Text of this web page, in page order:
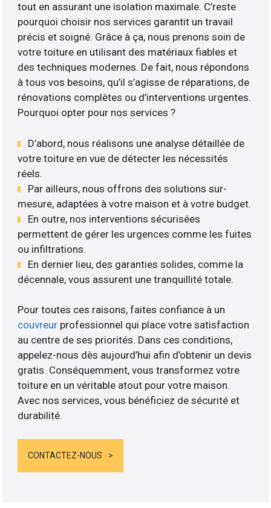
tout en assurant une isolation maximale. C’reste
pourquoi choisir nos services garantit un travail
précis et soigné. Grâce à ça, nous prenons soin de
votre toiture en utilisant des matériaux fiables et
des techniques modernes. De fait, nous répondons
à tous vos besoins, qu’il s’agisse de réparations, de
rénovations complètes ou d’interventions urgentes.
Pourquoi opter pour nos services ?
D’abord, nous réalisons une analyse détaillée de
votre toiture en vue de détecter les nécessités
réels.
Par ailleurs, nous offrons des solutions sur-
mesure, adaptées à votre maison et à votre budget.
En outre, nos interventions sécurisées
permettent de gérer les urgences comme les fuites
ou infiltrations.
En dernier lieu, des garanties solides, comme la
décennale, vous assurent une tranquillité totale.
Pour toutes ces raisons, faites confiance à un
couvreur professionnel qui place votre satisfaction
au centre de ses priorités. Dans ces conditions,
appelez-nous dès aujourd’hui afin d’obtenir un devis
gratis. Conséquemment, vous transformez votre
toiture en un véritable atout pour votre maison.
Avec nos services, vous bénéficiez de sécurité et
durabilité.
CONTACTEZ-NOUS